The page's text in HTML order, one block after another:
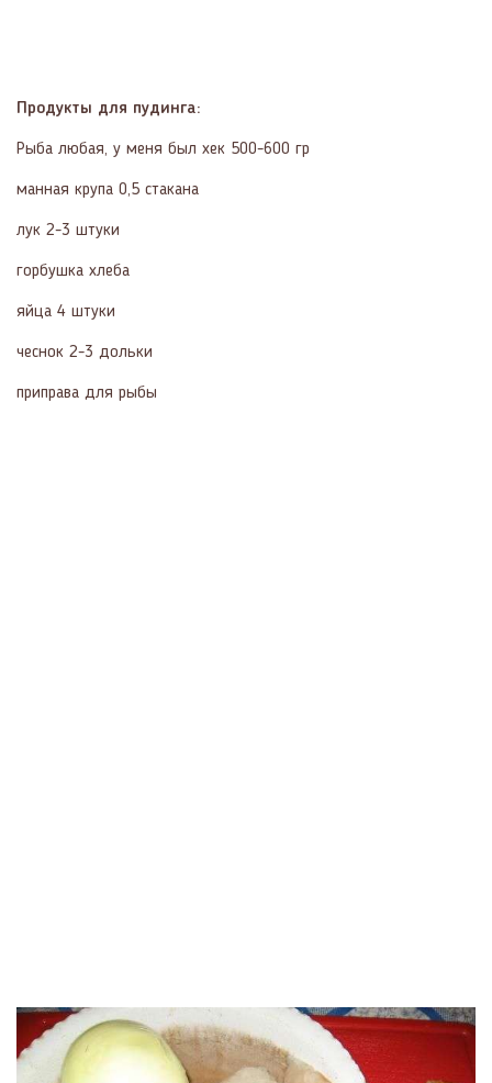
Продукты для пудинга:
Рыба любая, у меня был хек 500-600 гр
манная крупа 0,5 стакана
лук 2-3 штуки
горбушка хлеба
яйца 4 штуки
чеснок 2-3 дольки
приправа для рыбы